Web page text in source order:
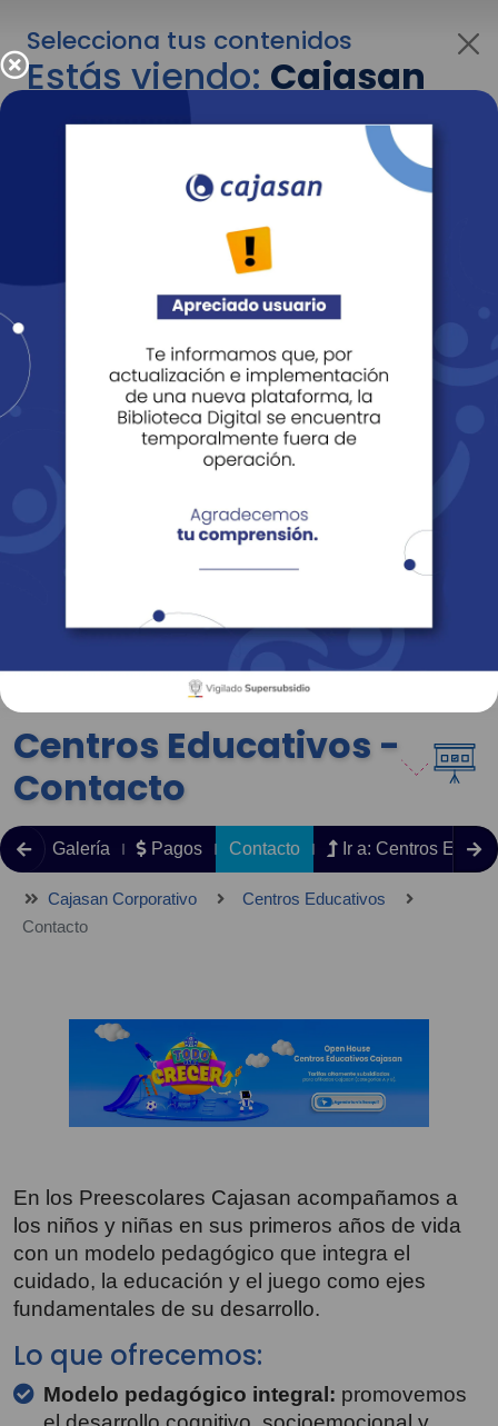
Selecciona tus contenidos
Estás viendo:Cajasan
corporativo
Para cambiar al contenido de tu interés más
adelante recuerda utilizar el menú
Entendido
Revista Fácil Vivir
Sedes Directorio Servicios En Línea
Centros Educativos -
Contacto
Servicios Complementarios Galería Pagos Contacto Ir a: Centros
Cajasan Corporativo
Centros Educativos
Contacto
En los Preescolares Cajasan acompañamos a
los niños y niñas en sus primeros años de vida
con un modelo pedagógico que integra el
cuidado, la educación y el juego como ejes
fundamentales de su desarrollo.
Lo que ofrecemos:
Modelo pedagógico integral: promovemos